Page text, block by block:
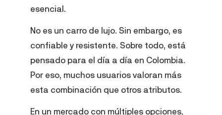
esencial.
No es un carro de lujo. Sin embargo, es
confiable y resistente. Sobre todo, está
pensado para el día a día en Colombia.
Por eso, muchos usuarios valoran más
esta combinación que otros atributos.
En un mercado con múltiples opciones,